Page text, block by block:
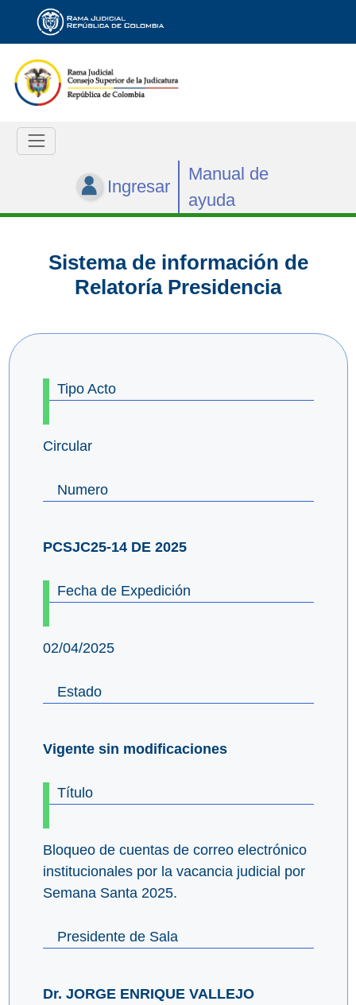
Ingresar
Manual de
ayuda
Sistema de información de
Relatoría Presidencia
Tipo Acto
Circular
Numero
PCSJC25-14 DE 2025
Fecha de Expedición
02/04/2025
Estado
Vigente sin modificaciones
Título
Bloqueo de cuentas de correo electrónico
institucionales por la vacancia judicial por
Semana Santa 2025.
Presidente de Sala
Dr. JORGE ENRIQUE VALLEJO